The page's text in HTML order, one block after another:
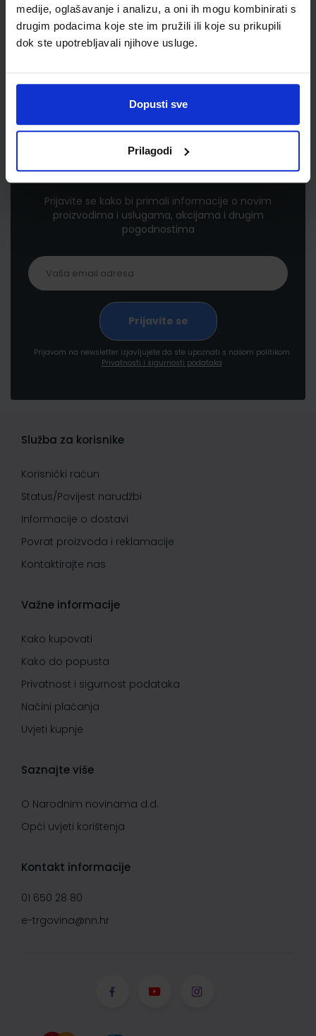
medije, oglašavanje i analizu, a oni ih mogu kombinirati s
drugim podacima koje ste im pružili ili koje su prikupili
dok ste upotrebljavali njihove usluge.
Dopusti sve
Prilagodi
Newsletter prijava
Prijavite se kako bi primali informacije o novim
proizvodima i uslugama, akcijama i drugim
pogodnostima
Prijavom na newsletter izjavljujete da ste upoznati s našom politikom
Privatnosti i sigurnosti podataka
Služba za korisnike
Korisnički račun
Status/Povijest narudžbi
Informacije o dostavi
Povrat proizvoda i reklamacije
Kontaktirajte nas
Važne informacije
Kako kupovati
Kako do popusta
Privatnost i sigurnost podataka
Načini plaćanja
Uvjeti kupnje
Saznajte više
O Narodnim novinama d.d.
Opći uvjeti korištenja
Kontakt informacije
01 650 28 80
e-trgovina@nn.hr